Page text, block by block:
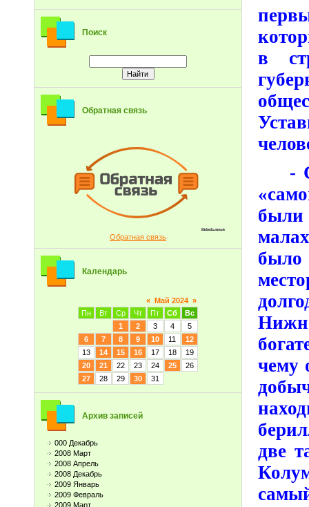
Поиск
Обратная связь
Обратная связь
Календарь
« Май 2024 »
Пн
Вт Ср Чт Пт Сб
Вс
1
2 3 4
5
6
7 8 9 10 11
12
13
14 15 16 17 18
19
20
21 22 23 24 25
26
27
28 29 30 31
Архив записей
000 Декабрь
2008 Март
2008 Апрель
2008 Декабрь
2009 Январь
2009 Февраль
2009 Март
в
-
чему
две